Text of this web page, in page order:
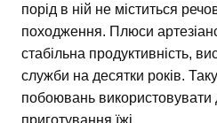
порід в ній не міститься
походження. Плюси
стабільна продуктивність,
служби на десятки років.
побоювань використовувати
приготування їжі.